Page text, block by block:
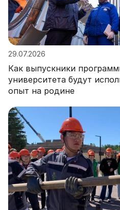
29.07.2026
Как выпускники
университета будут
опыт на родине